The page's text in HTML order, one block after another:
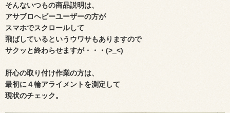
そんないつもの商品説明は、
アサブロヘビーユーザーの方が
スマホでスクロールして
飛ばしているというウワサもありますので
サクッと終わらせますが・・・(>_<)
肝心の取り付け作業の方は、
最初に ４輪アライメントを測定して
現状のチェック。